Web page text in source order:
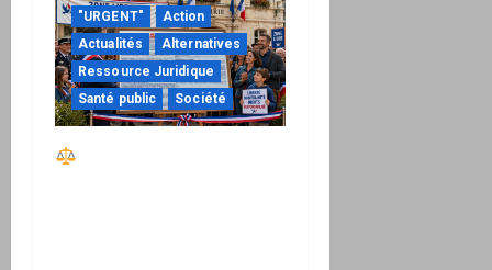
"URGENT"
Action
Actualités
Alternatives
Ressource Juridique
Santé public
Société